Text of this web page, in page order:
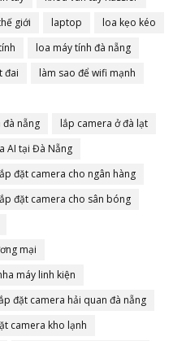
giới laptop
loa kẹo kéo
loa máy tính đà nẵng
đai
làm sao để wifi mạnh
nẵng
lắp camera ở đà lạt
AI tại Đà Nẵng
đặt camera cho ngân hàng
đặt camera cho sân bóng
mại
máy linh kiện
đặt camera hải quan đà nẵng
camera kho lạnh